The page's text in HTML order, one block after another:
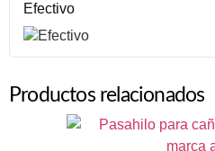
Efectivo
Productos relacionados